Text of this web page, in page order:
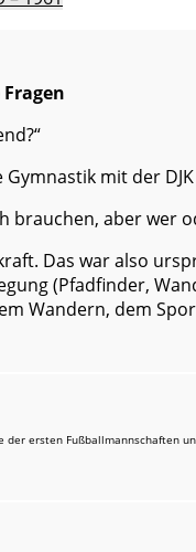
mit der
brauchen, aber wer
Das war also
(Pfadfinder,
Wandern, dem
der ersten Fußballmannschaften